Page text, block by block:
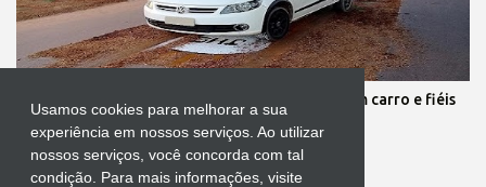
Usamos cookies para melhorar a sua
experiência em nossos serviços. Ao utilizar
nossos serviços, você concorda com tal
condição. Para mais informações, visite
Protestante destrói tapete de Corpus Christi com carro e fiéis
se revoltam